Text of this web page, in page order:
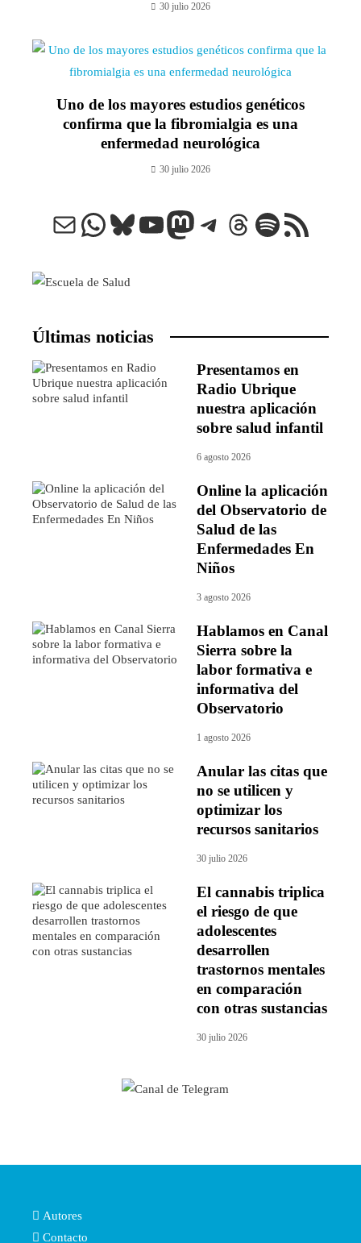
30 julio 2026
Uno de los mayores estudios genéticos
confirma que la fibromialgia es una
enfermedad neurológica
30 julio 2026
Correo electrónico
WhatsApp
Bluesky
YouTube
Mastodon
Telegram
Threads
Spotify
Feed RSS
Últimas noticias
Presentamos en
Radio Ubrique
nuestra aplicación
sobre salud infantil
6 agosto 2026
Online la aplicación
del Observatorio de
Salud de las
Enfermedades En
Niños
3 agosto 2026
Hablamos en Canal
Sierra sobre la
labor formativa e
informativa del
Observatorio
1 agosto 2026
Anular las citas que
no se utilicen y
optimizar los
recursos sanitarios
30 julio 2026
El cannabis triplica
el riesgo de que
adolescentes
desarrollen
trastornos mentales
en comparación
con otras sustancias
30 julio 2026
Autores
Contacto